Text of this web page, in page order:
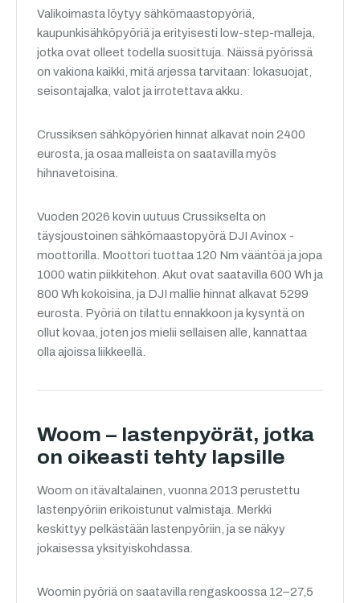
Valikoimasta löytyy sähkömaastopyöriä,
kaupunkisähköpyöriä ja erityisesti low-step-malleja,
jotka ovat olleet todella suosittuja. Näissä pyörissä
on vakiona kaikki, mitä arjessa tarvitaan: lokasuojat,
seisontajalka, valot ja irrotettava akku.
Crussiksen sähköpyörien hinnat alkavat noin 2400
eurosta, ja osaa malleista on saatavilla myös
hihnavetoisina.
Vuoden 2026 kovin uutuus Crussikselta on
täysjoustoinen sähkömaastopyörä DJI Avinox -
moottorilla. Moottori tuottaa 120 Nm vääntöä ja jopa
1000 watin piikkitehon. Akut ovat saatavilla 600 Wh ja
800 Wh kokoisina, ja DJI mallie hinnat alkavat 5299
eurosta. Pyöriä on tilattu ennakkoon ja kysyntä on
ollut kovaa, joten jos mielii sellaisen alle, kannattaa
olla ajoissa liikkeellä.
Woom – lastenpyörät, jotka
on oikeasti tehty lapsille
Woom on itävaltalainen, vuonna 2013 perustettu
lastenpyöriin erikoistunut valmistaja. Merkki
keskittyy pelkästään lastenpyöriin, ja se näkyy
jokaisessa yksityiskohdassa.
Woomin pyöriä on saatavilla rengaskoossa 12–27,5